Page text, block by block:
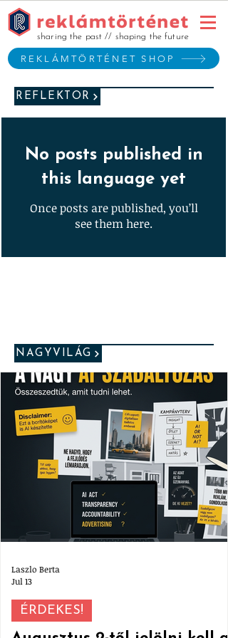
REKLÁMTÖRTÉNET SHOP
sharing the past // shaping the future
REFLEKTOR
No posts published in
this language yet
Once posts are published, you’ll
see them here.
NAGYVILÁG
ÉRDEKES!
Laszlo Berta
Jul 13